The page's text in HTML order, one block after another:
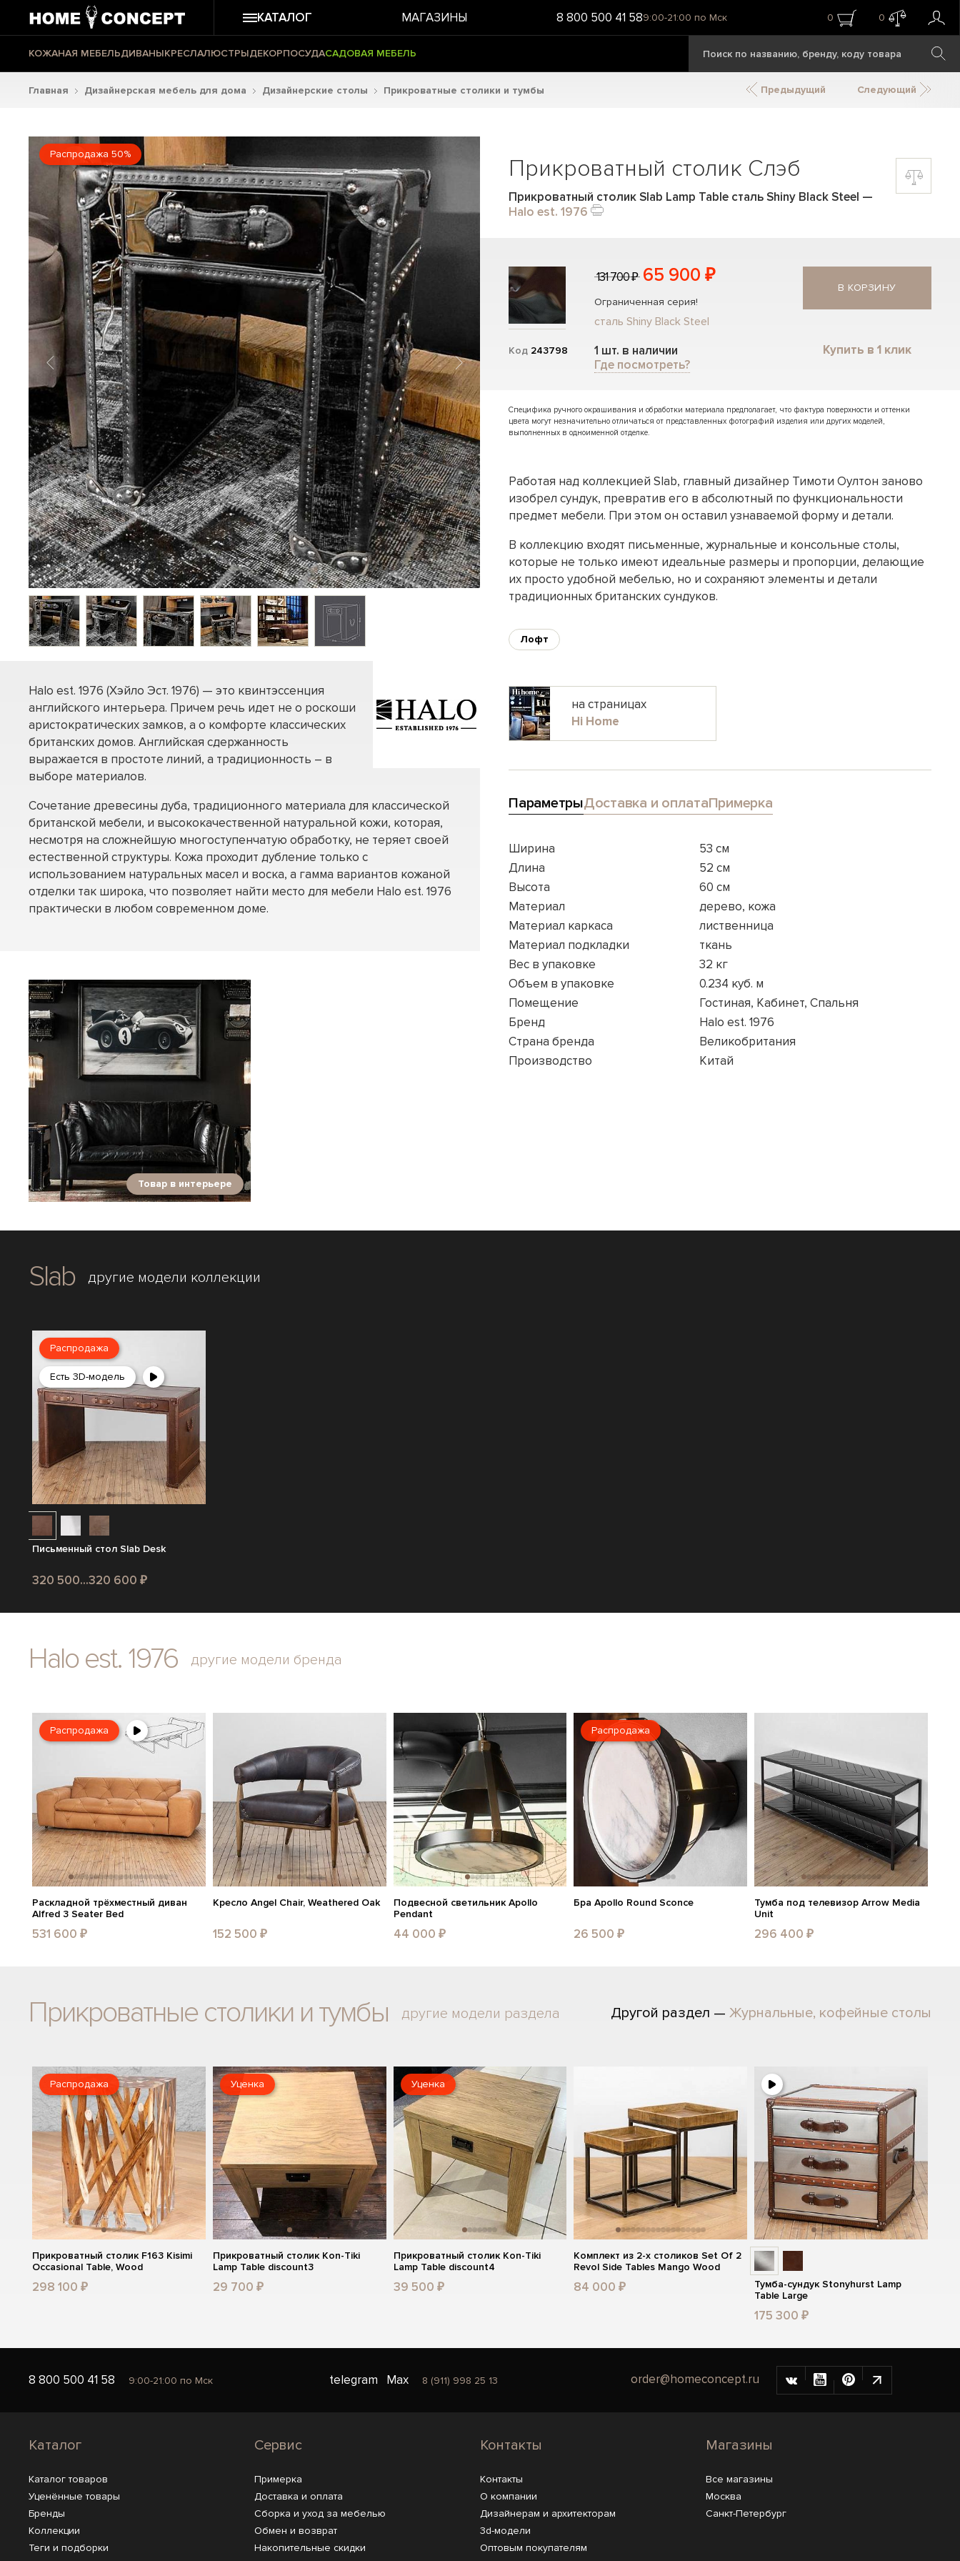
КАТАЛОГ МАГАЗИНЫ 8 800 500 41 589:00-21:00 по Мск 0 0
КОЖАНАЯ МЕБЕЛЬДИВАНЫКРЕСЛАЛЮСТРЫДЕКОРПОСУДАСАДОВАЯ МЕБЕЛЬ
Главная Дизайнерская мебель для дома Дизайнерские столы Прикроватные столики и тумбы Предыдущий Следующий
Распродажа 50%
Halo est. 1976 (Хэйло Эст. 1976) — это квинтэссенция
английского интерьера. Причем речь идет не о роскоши
аристократических замков, а о комфорте классических
британских домов. Английская сдержанность
выражается в простоте линий, а традиционность – в
выборе материалов.
Сочетание древесины дуба, традиционного материала для классической
британской мебели, и высококачественной натуральной кожи, которая,
несмотря на сложнейшую многоступенчатую обработку, не теряет своей
естественной структуры. Кожа проходит дубление только с
использованием натуральных масел и воска, а гамма вариантов кожаной
отделки так широка, что позволяет найти место для мебели Halo est. 1976
практически в любом современном доме.
Товар в интерьере
Прикроватный столик Слэб
Прикроватный столик Slab Lamp Table сталь Shiny Black Steel —
Halo est. 1976
Код 243798
131 700 ₽ 65 900 ₽
Ограниченная серия!
сталь Shiny Black Steel
1 шт. в наличии
Где посмотреть?
В КОРЗИНУ
Купить в 1 клик
Специфика ручного окрашивания и обработки материала предполагает, что фактура поверхности и оттенки
цвета могут незначительно отличаться от представленных фотографий изделия или других моделей,
выполненных в одноименной отделке.
Работая над коллекцией Slab, главный дизайнер Тимоти Оултон заново
изобрел сундук, превратив его в абсолютный по функциональности
предмет мебели. При этом он оставил узнаваемой форму и детали.
В коллекцию входят письменные, журнальные и консольные столы,
которые не только имеют идеальные размеры и пропорции, делающие
их просто удобной мебелью, но и сохраняют элементы и детали
традиционных британских сундуков.
Лофт
на страницах
Hi Home
ПараметрыДоставка и оплатаПримерка
Ширина
53 см
Длина
52 см
Высота
60 см
Материал
дерево, кожа
Материал каркаса
лиственница
Материал подкладки
ткань
Вес в упаковке
32 кг
Объем в упаковке
0.234 куб. м
Помещение
Гостиная, Кабинет, Спальня
Бренд
Halo est. 1976
Страна бренда
Великобритания
Производство
Китай
Slab другие модели коллекции
Распродажа
Есть 3D-модель
Письменный стол Slab Desk
320 500...320 600 ₽
Halo est. 1976 другие модели бренда
Распродажа
Раскладной трёхместный диван
Alfred 3 Seater Bed
531 600 ₽
Кресло Angel Chair, Weathered Oak
152 500 ₽
Подвесной светильник Apollo
Pendant
44 000 ₽
Распродажа
Бра Apollo Round Sconce
26 500 ₽
Тумба под телевизор Arrow Media
Unit
296 400 ₽
Прикроватные столики и тумбы другие модели раздела Другой раздел — Журнальные, кофейные столы
Распродажа
Прикроватный столик F163 Kisimi
Occasional Table, Wood
298 100 ₽
Уценка
Прикроватный столик Kon-Tiki
Lamp Table discount3
29 700 ₽
Уценка
Прикроватный столик Kon-Tiki
Lamp Table discount4
39 500 ₽
Комплект из 2-х столиков Set Of 2
Revol Side Tables Mango Wood
84 000 ₽
Тумба-сундук Stonyhurst Lamp
Table Large
175 300 ₽
8 800 500 41 58 9:00-21:00 по Мск telegram Max 8 (911) 998 25 13 order@homeconcept.ru
Каталог
Каталог товаров
Уценённые товары
Бренды
Коллекции
Теги и подборки
Сервис
Примерка
Доставка и оплата
Сборка и уход за мебелью
Обмен и возврат
Накопительные скидки
Контакты
Контакты
О компании
Дизайнерам и архитекторам
3d-модели
Оптовым покупателям
Магазины
Все магазины
Москва
Санкт-Петербург